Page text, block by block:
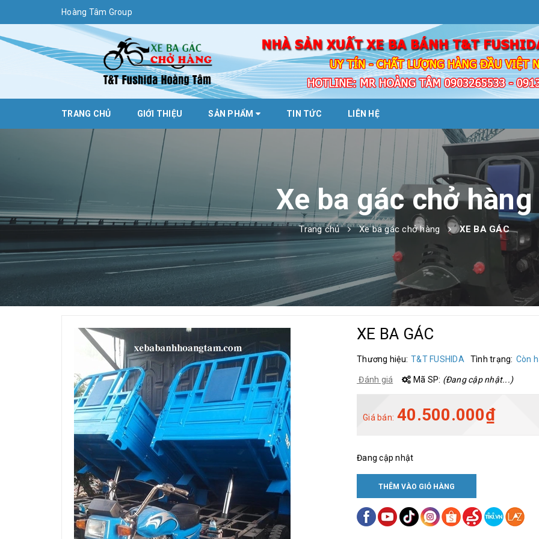
Hoàng Tâm Group
TRANG CHỦ GIỚI THIỆU SẢN PHẨM TIN TỨC LIÊN HỆ
Xe ba gác chở hàng
Trang chủ Xe ba gác chở hàng XE BA GÁC
XE BA GÁC
Thương hiệu: T&T FUSHIDA Tình trạng: Còn
Đánh giá Mã SP: (Đang cập nhật...)
Giá bán: 40.500.000₫
Đang cập nhật
THÊM VÀO GIỎ HÀNG